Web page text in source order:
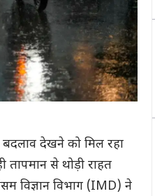
देखने को मिल रहा
से थोड़ी राहत
विज्ञान विभाग (IMD) ने